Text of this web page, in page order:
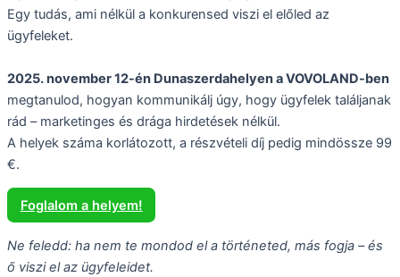
Egy tudás, ami nélkül a konkurensed viszi el előled az
ügyfeleket.
2025. november 12-én Dunaszerdahelyen a VOVOLAND-ben
megtanulod, hogyan kommunikálj úgy, hogy ügyfelek találjanak
rád – marketinges és drága hirdetések nélkül.
A helyek száma korlátozott, a részvételi díj pedig mindössze 99
€.
Foglalom a helyem!
Ne feledd: ha nem te mondod el a történeted, más fogja – és
ő viszi el az ügyfeleidet.